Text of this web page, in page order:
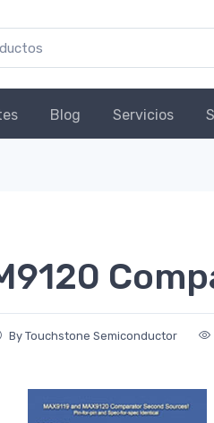
Blog Servicios
By Touchstone Semiconductor